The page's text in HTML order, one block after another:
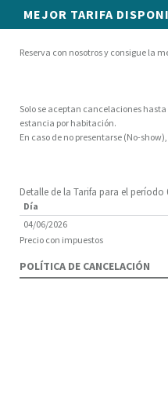
MEJOR TARIFA
Reserva con nosotros y consigue la
Solo se aceptan cancelaciones
estancia por habitación.
En caso de no presentarse (No-
Detalle de la Tarifa para el período
Día
04/06/2026
Precio con impuestos
POLÍTICA DE CANCELACIÓN